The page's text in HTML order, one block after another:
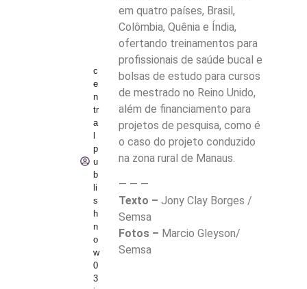
c
e
n
tr
a
p
u
b
li
s
h
n
o
w
0
3
em quatro países, Brasil,
Colômbia, Quênia e Índia,
ofertando treinamentos para
profissionais de saúde bucal e
bolsas de estudo para cursos
de mestrado no Reino Unido,
além de financiamento para
projetos de pesquisa, como é
o caso do projeto conduzido
na zona rural de Manaus.
— — —
Texto –Jony Clay Borges /
Semsa
Fotos – Marcio Gleyson/
Semsa